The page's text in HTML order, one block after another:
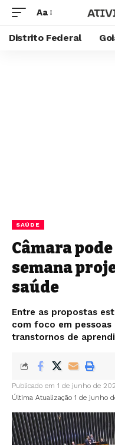
Aa
Distrito Federal
SAÚDE
Câmara
semana
saúde
Entre as propostas
com foco em pessoas
transtornos de
Última Atualização 1 de junho
Publicado em 1 de junho de